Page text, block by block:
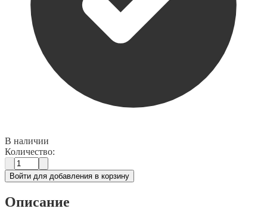
В наличии
Количество:
Войти для добавления в корзину
Описание